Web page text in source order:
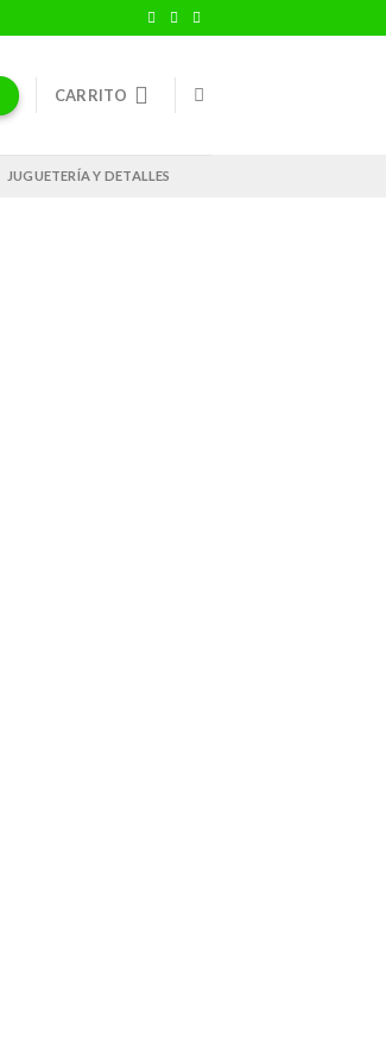
CARRITO
JUGUETERÍA Y DETALLES